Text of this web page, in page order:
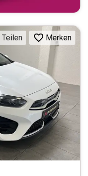
Teilen Merken